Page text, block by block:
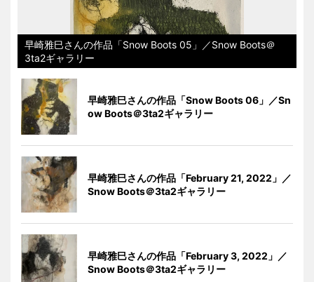
早崎雅巳さんの作品「Snow Boots 05」／Snow Boots＠
3ta2ギャラリー
早崎雅巳さんの作品「Snow Boots 06」／Sn
ow Boots＠3ta2ギャラリー
早崎雅巳さんの作品「February 21, 2022」／
Snow Boots＠3ta2ギャラリー
早崎雅巳さんの作品「February 3, 2022」／
Snow Boots＠3ta2ギャラリー